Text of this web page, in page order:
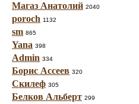
Магаз Анатолий 2040
poroch 1132
sm 865
Yana 398
Admin 334
Борис Ассеев 320
Скилеф 305
Белков Альберт 299